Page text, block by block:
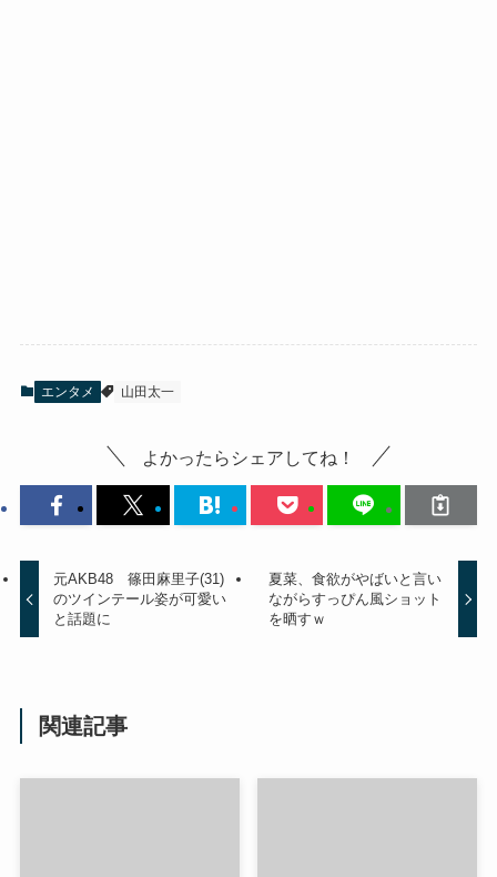
エンタメ 山田太一
よかったらシェアしてね！
元AKB48 篠田麻里子(31)
のツインテール姿が可愛い
と話題に
夏菜、食欲がやばいと言い
ながらすっぴん風ショット
を晒すｗ
関連記事